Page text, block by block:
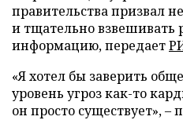
правительства призвал
и тщательно взвешивать
информацию, передает
«Я хотел бы заверить
уровень угроз как-то
он просто существует»,